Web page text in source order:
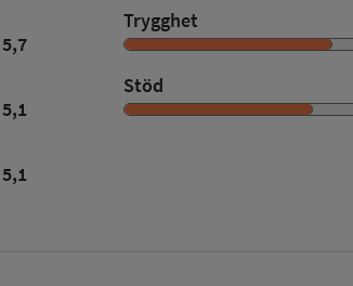
5,7
Trygghet
5,1
Stöd
5,1